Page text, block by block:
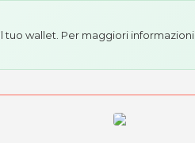
tuo wallet. Per maggiori informazioni